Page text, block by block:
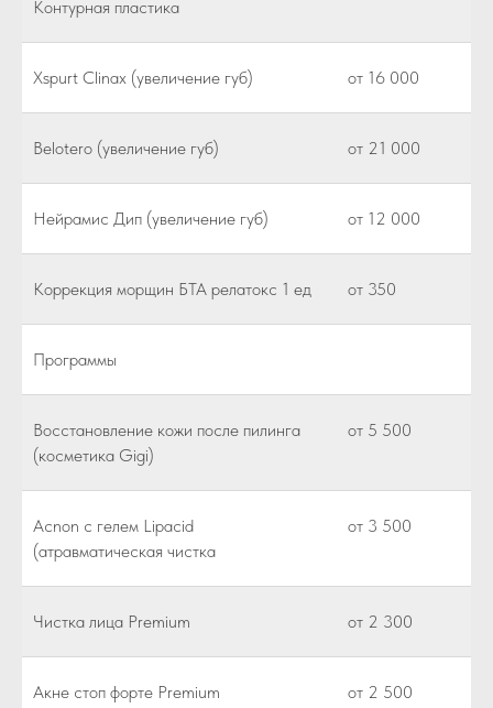
Контурная пластика
Xspurt Clinax (увеличение губ) от 16 000
Belotero (увеличение губ) от 21 000
Нейрамис Дип (увеличение губ) от 12 000
Коррекция морщин БТА релатокс 1 ед от 350
Программы
Восстановление кожи после пилинга
(косметика Gigi)
от 5 500
Acnon c гелем Lipacid
(атравматическая чистка
от 3 500
Чистка лица Premium от 2 300
Акне стоп форте Premium от 2 500